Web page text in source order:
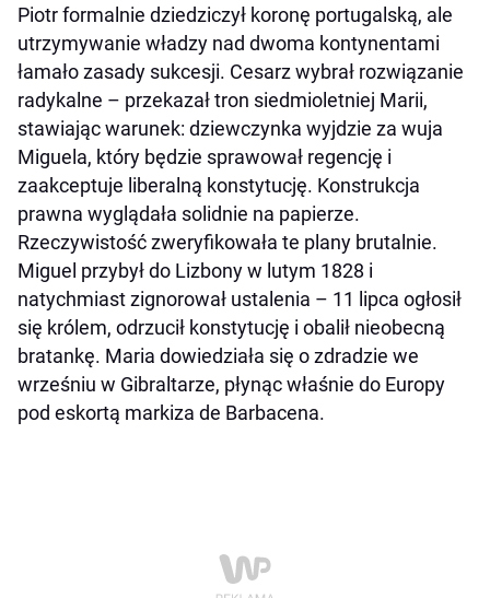
Piotr formalnie dziedziczył koronę portugalską, ale
utrzymywanie władzy nad dwoma kontynentami
łamało zasady sukcesji. Cesarz wybrał rozwiązanie
radykalne – przekazał tron siedmioletniej Marii,
stawiając warunek: dziewczynka wyjdzie za wuja
Miguela, który będzie sprawował regencję i
zaakceptuje liberalną konstytucję. Konstrukcja
prawna wyglądała solidnie na papierze.
Rzeczywistość zweryfikowała te plany brutalnie.
Miguel przybył do Lizbony w lutym 1828 i
natychmiast zignorował ustalenia – 11 lipca ogłosił
się królem, odrzucił konstytucję i obalił nieobecną
bratankę. Maria dowiedziała się o zdradzie we
wrześniu w Gibraltarze, płynąc właśnie do Europy
pod eskortą markiza de Barbacena.